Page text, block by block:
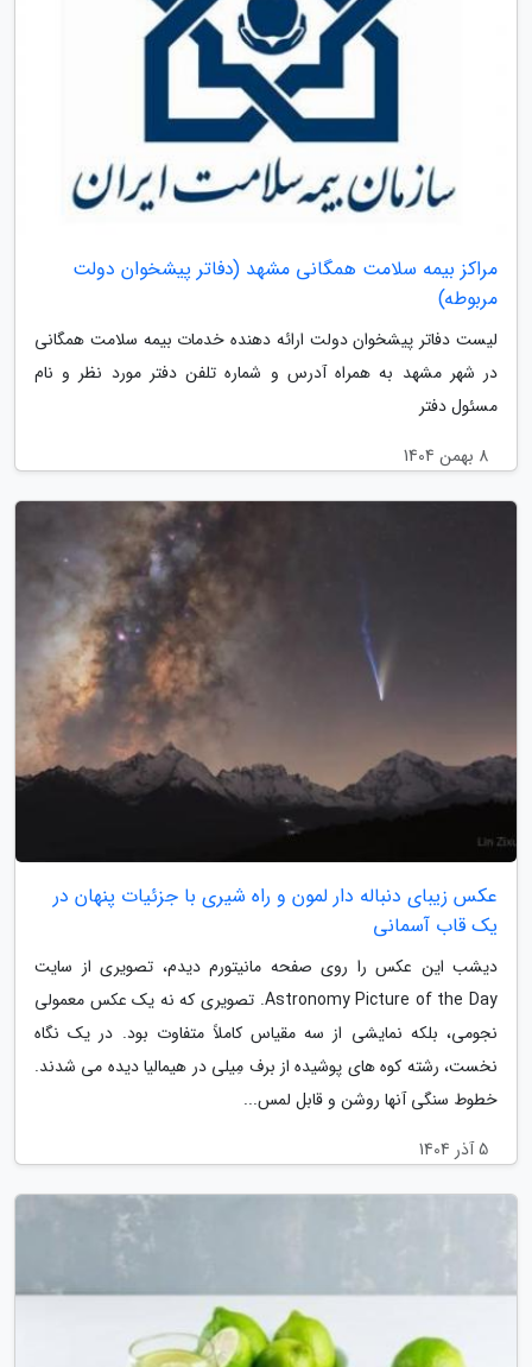
مراکز بیمه سلامت همگانی مشهد (دفاتر پیشخوان دولت
مربوطه)
لیست دفاتر پیشخوان دولت ارائه دهنده خدمات بیمه سلامت همگانی
در شهر مشهد به همراه آدرس و شماره تلفن دفتر مورد نظر و نام
مسئول دفتر
8 بهمن 1404
عکس زیبای دنباله دار لمون و راه شیری با جزئیات پنهان در
یک قاب آسمانی
دیشب این عکس را روی صفحه مانیتورم دیدم، تصویری از سایت
Astronomy Picture of the Day. تصویری که نه یک عکس معمولی
نجومی، بلکه نمایشی از سه مقیاس کاملاً متفاوت بود. در یک نگاه
نخست، رشته کوه های پوشیده از برف مِیلی در هیمالیا دیده می شدند.
خطوط سنگی آنها روشن و قابل لمس...
5 آذر 1404